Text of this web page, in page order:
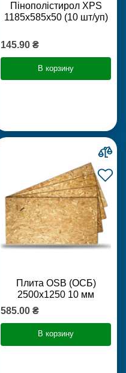
Пінополістирол XPS
1185х585х50 (10 шт/уп)
145.90 ₴
В корзину
Плита OSB (ОСБ)
2500х1250 10 мм
585.00 ₴
В корзину